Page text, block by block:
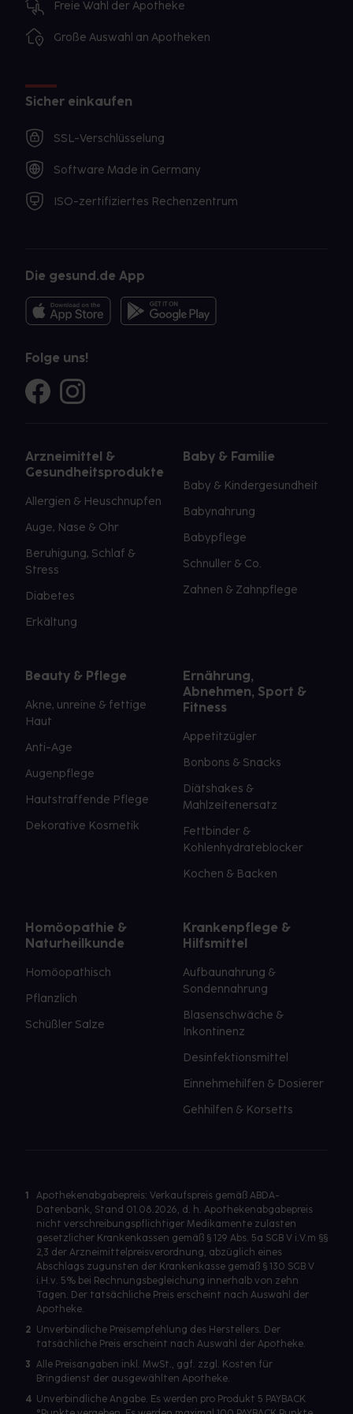
Freie Wahl der Apotheke
Große Auswahl an Apotheken
Sicher einkaufen
SSL-Verschlüsselung
Software Made in Germany
ISO-zertifiziertes Rechenzentrum
Die gesund.de App
Folge uns!
Arzneimittel &
Gesundheitsprodukte
Allergien & Heuschnupfen
Auge, Nase & Ohr
Beruhigung, Schlaf &
Stress
Diabetes
Erkältung
Baby & Familie
Baby & Kindergesundheit
Babynahrung
Babypflege
Schnuller & Co.
Zahnen & Zahnpflege
Beauty & Pflege
Akne, unreine & fettige
Haut
Anti-Age
Augenpflege
Hautstraffende Pflege
Dekorative Kosmetik
Ernährung,
Abnehmen, Sport &
Fitness
Appetitzügler
Bonbons & Snacks
Diätshakes &
Mahlzeitenersatz
Fettbinder &
Kohlenhydrateblocker
Kochen & Backen
Homöopathie &
Naturheilkunde
Homöopathisch
Pflanzlich
Schüßler Salze
Krankenpflege &
Hilfsmittel
Aufbaunahrung &
Sondennahrung
Blasenschwäche &
Inkontinenz
Desinfektionsmittel
Einnehmehilfen & Dosierer
Gehhilfen & Korsetts
1
Apothekenabgabepreis: Verkaufspreis gemäß ABDA-
Datenbank, Stand 01.08.2026, d. h. Apothekenabgabepreis
nicht verschreibungspflichtiger Medikamente zulasten
gesetzlicher Krankenkassen gemäß § 129 Abs. 5a SGB V i.V.m §§
2,3 der Arzneimittelpreisverordnung, abzüglich eines
Abschlags zugunsten der Krankenkasse gemäß § 130 SGB V
i.H.v. 5% bei Rechnungsbegleichung innerhalb von zehn
Tagen. Der tatsächliche Preis erscheint nach Auswahl der
Apotheke.
2 Unverbindliche Preisempfehlung des Herstellers. Der
tatsächliche Preis erscheint nach Auswahl der Apotheke.
3 Alle Preisangaben inkl. MwSt., ggf. zzgl. Kosten für
Bringdienst der ausgewählten Apotheke.
4 Unverbindliche Angabe. Es werden pro Produkt 5 PAYBACK